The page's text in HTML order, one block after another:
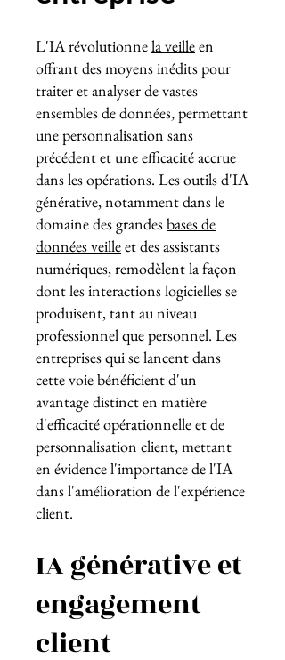
L'IA révolutionnela veilleen
offrant des moyens inédits pour
traiter et analyser de vastes
ensembles de données, permettant
une personnalisation sans
précédent et une efficacité accrue
dans les opérations. Les outils d'IA
générative, notamment dans le
domaine des grandesbases de
données veilleet des assistants
numériques, remodèlent la façon
dont les interactions logicielles se
produisent, tant au niveau
professionnel que personnel. Les
entreprises qui se lancent dans
cette voie bénéficient d'un
avantage distinct en matière
d'efficacité opérationnelle et de
personnalisation client, mettant
en évidence l'importance de l'IA
dans l'amélioration de l'expérience
client.
IA générative et
engagement
client